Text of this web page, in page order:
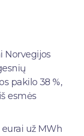
Norvegijos
pakilo 38 %,
esmės
už MWh